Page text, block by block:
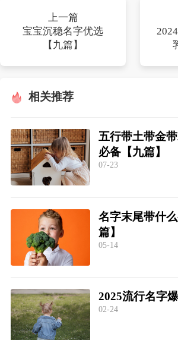
上一篇
宝宝沉稳名字优选
【九篇】
相关推荐
五行带土带金
必备【九篇】
07-23
名字末尾带什
篇】
05-14
2025流行名字
02-24